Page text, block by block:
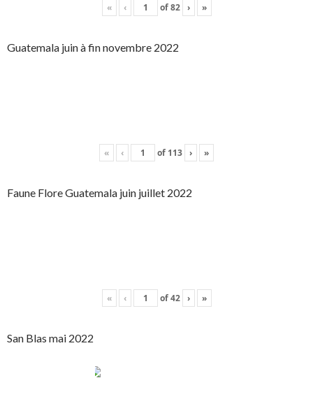
« ‹ of82 › »
Guatemala juin à fin novembre 2022
« ‹ of 113 › »
Faune Flore Guatemala juin juillet 2022
« ‹ of42 › »
San Blas mai 2022